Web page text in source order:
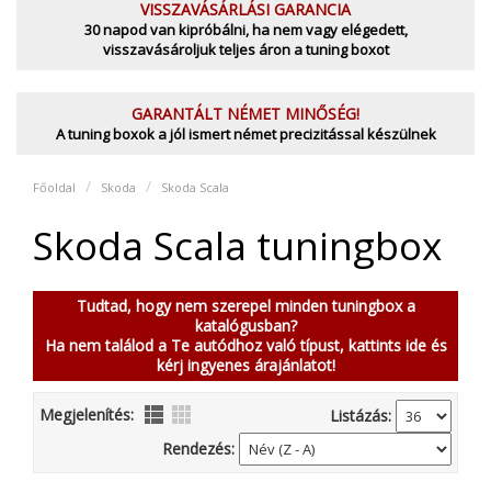
VISSZAVÁSÁRLÁSI GARANCIA
30 napod van kipróbálni, ha nem vagy elégedett,
visszavásároljuk teljes áron a tuning boxot
GARANTÁLT NÉMET MINŐSÉG!
A tuning boxok a jól ismert német precizitással készülnek
Főoldal Skoda Skoda Scala
Skoda Scala tuningbox
Tudtad, hogy nem szerepel minden tuningbox a
katalógusban?
Ha nem találod a Te autódhoz való típust, kattints ide és
kérj ingyenes árajánlatot!
Megjelenítés:
Listázás:
Rendezés: